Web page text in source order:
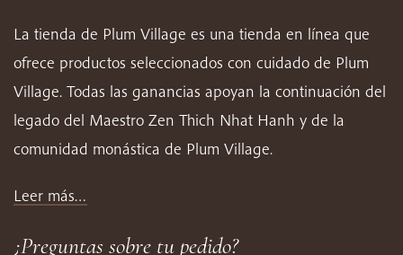
La tienda de Plum Village es una tienda en línea que
ofrece productos seleccionados con cuidado de Plum
Village. Todas las ganancias apoyan la continuación del
legado del Maestro Zen Thich Nhat Hanh y de la
comunidad monástica de Plum Village.
Leer más…
¿Preguntas sobre tu pedido?